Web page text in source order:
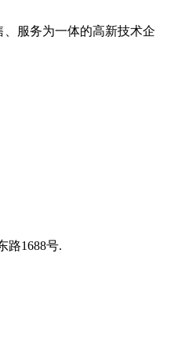
服务为一体的高新技术企
路1688号.